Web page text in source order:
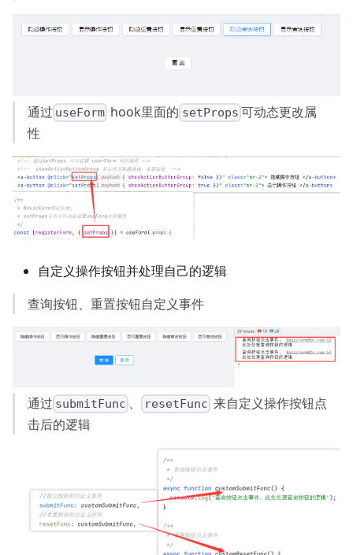
通过 useForm hook里面的 setProps 可动态更改属
性
自定义操作按钮并处理自己的逻辑
查询按钮、重置按钮自定义事件
通过 submitFunc 、 resetFunc 来自定义操作按钮点
击后的逻辑